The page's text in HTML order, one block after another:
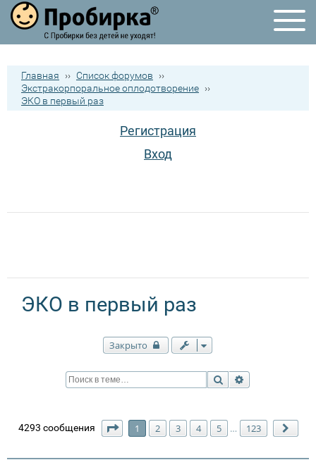
Главная ›› Список форумов
››
Экстракорпоральное оплодотворение ››
ЭКО в первый раз
Регистрация
Вход
ЭКО в первый раз
Закрыто
Поиск
4293 сообщения Страница из 123
1 2 3 4 5 … 123